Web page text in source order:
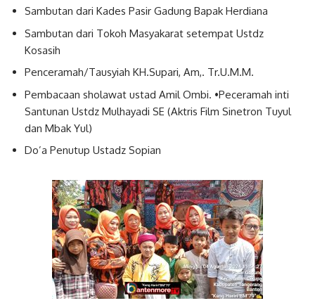
Sambutan dari Kades Pasir Gadung Bapak Herdiana
Sambutan dari Tokoh Masyakarat setempat Ustdz
Kosasih
Penceramah/Tausyiah KH.Supari, Am,. Tr.U.M.M.
Pembacaan sholawat ustad Amil Ombi. •Peceramah inti
Santunan Ustdz Mulhayadi SE (Aktris Film Sinetron Tuyul
dan Mbak Yul)
Do’a Penutup Ustadz Sopian